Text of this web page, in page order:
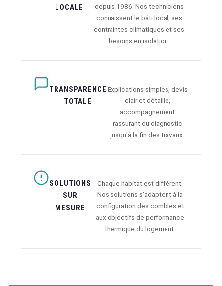
LOCALE
depuis 1986. Nos techniciens
connaissent le bâti local, ses
contraintes climatiques et ses
besoins en isolation.
TRANSPARENCE
TOTALE
Explications simples, devis
clair et détaillé,
accompagnement
rassurant du diagnostic
jusqu'à la fin des travaux.
SOLUTIONS
SUR
MESURE
Chaque habitat est différent.
Nos solutions s'adaptent à la
configuration des combles et
aux objectifs de performance
thermique du logement.